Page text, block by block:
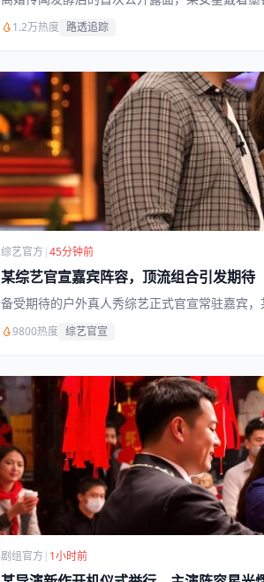
1.2万热度 路透追踪
综艺官方 |45分钟前
某综艺官宣嘉宾阵容，顶流组合引发期待
备受期待的户外真人秀综艺正式官宣常驻嘉宾
9800热度 综艺官宣
剧组官方 | 1小时前